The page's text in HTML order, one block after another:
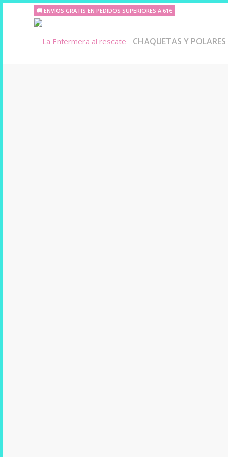
🚚 ENVÍOS GRATIS EN PEDIDOS SUPERIORES A 61€
CHAQUETAS Y POLARES